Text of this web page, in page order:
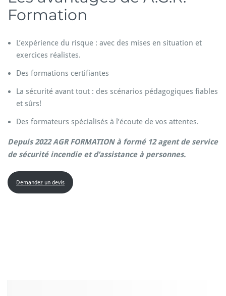
Formation
L’expérience du risque : avec des mises en situation et
exercices réalistes.
Des formations certifiantes
La sécurité avant tout : des scénarios pédagogiques fiables
et sûrs!
Des formateurs spécialisés à l’écoute de vos attentes.
Depuis 2022 AGR FORMATION à formé 12 agent de service
de sécurité incendie et d’assistance à personnes.
Demandez un devis